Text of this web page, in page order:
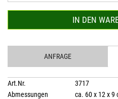
IN DEN
ANFRAGE
Art.Nr.
3717
Abmessungen
ca. 60 x 12 x 9